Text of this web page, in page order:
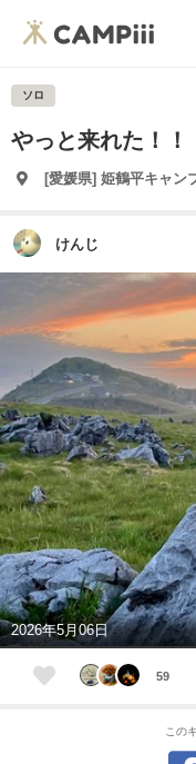
ソロ
やっと来れた！
[愛媛県] 姫鶴平キャン
けんじ
2026年5月06日
59
この